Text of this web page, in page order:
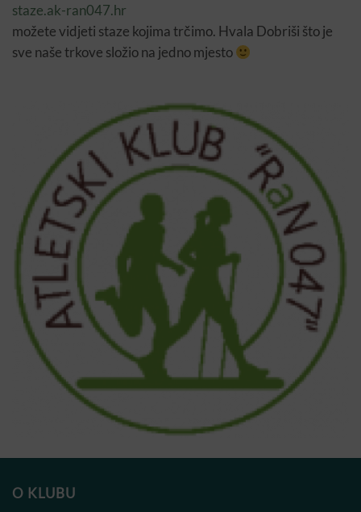
staze.ak-ran047.hr
možete vidjeti staze kojima trčimo. Hvala Dobriši što je
sve naše trkove složio na jedno mjesto
O KLUBU